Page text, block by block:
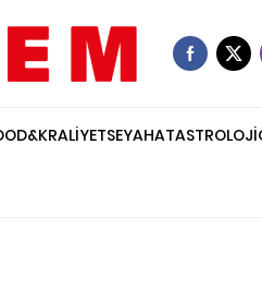
SEYAHATASTROLOJİ